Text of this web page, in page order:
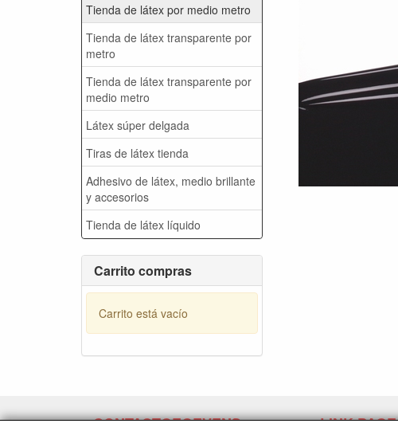
Tienda de látex por medio metro
Tienda de látex transparente por
metro
Tienda de látex transparente por
medio metro
Látex súper delgada
Tiras de látex tienda
Adhesivo de látex, medio brillante
y accesorios
Tienda de látex líquido
Carrito compras
Carrito está vacío
CONTACTGEGEVENS LINK PAGE